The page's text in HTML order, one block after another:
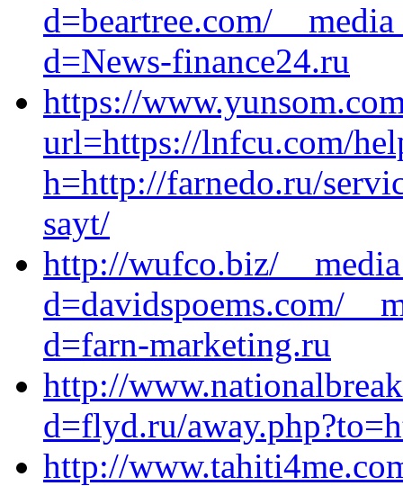
d=beartree.com/
d=News-finance24.ru
https://
url=https://lnfcu.com/
h=http://farnedo.ru/
sayt/
http://wufco.biz/
d=davidspoems.com/
d=farn-marketing.ru
http://
d=flyd.ru/
http://